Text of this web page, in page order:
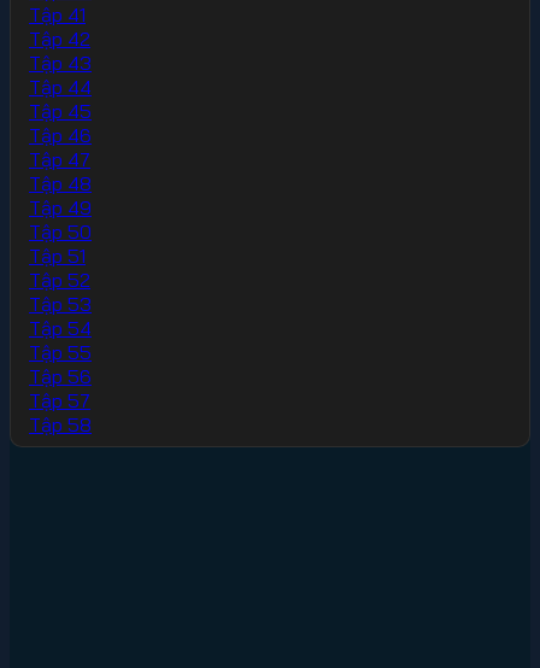
Tập 41
Tập 42
Tập 43
Tập 44
Tập 45
Tập 46
Tập 47
Tập 48
Tập 49
Tập 50
Tập 51
Tập 52
Tập 53
Tập 54
Tập 55
Tập 56
Tập 57
Tập 58